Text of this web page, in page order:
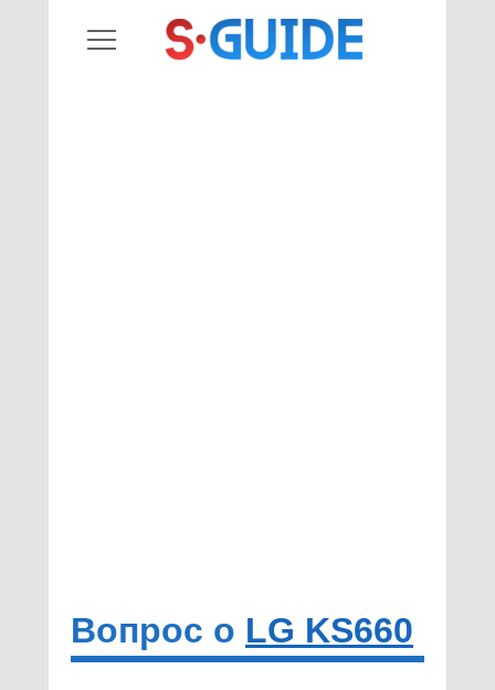
Вопрос о LG KS660